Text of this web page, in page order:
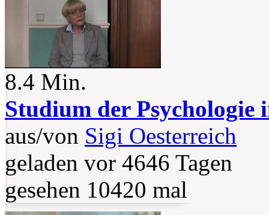
8.4 Min.
Studium der Psychologie
aus/von Sigi Oesterreich
geladen vor 4646 Tagen
gesehen 10420 mal